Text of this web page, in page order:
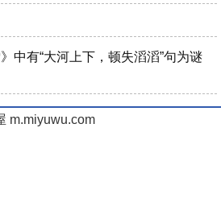
中有“大河上下，顿失滔滔”句为谜
m.miyuwu.com